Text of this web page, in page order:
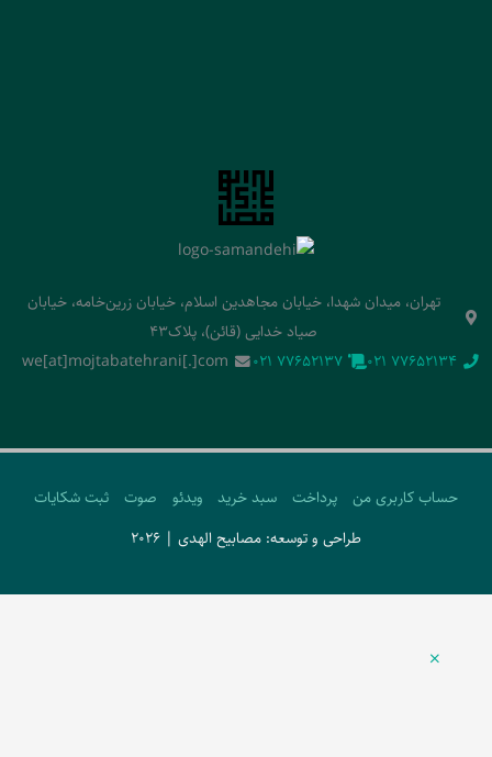
تهران، میدان شهدا، خیابان مجاهدین اسلام، خیابان زرین‌خامه، خیابان
صیاد خدایی (قائن)، پلاک43
‭021 77652134‬
‭021 77652137‬
we[at]mojtabatehrani[.]com
حساب کاربری من پرداخت سبد خرید ویدئو صوت
ثبت شکایات
طراحی و توسعه: مصابیح الهدی | 2026